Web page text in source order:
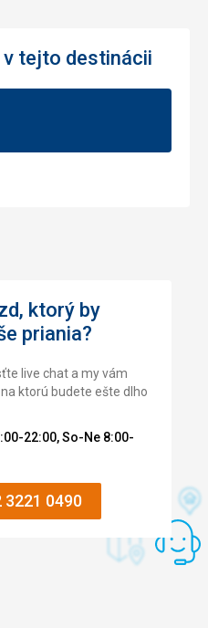
tejto destinácii
ktorý by
priania?
live chat a my vám
ktorú budete ešte dlho
22:00, So-Ne 8:00-
3221 0490